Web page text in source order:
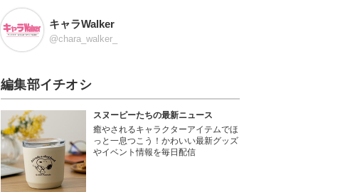
キャラWalker
@chara_walker_
編集部イチオシ
スヌーピーたちの最新ニュース
癒やされるキャラクターアイテムでほ
っと一息つこう！かわいい最新グッズ
やイベント情報を毎日配信